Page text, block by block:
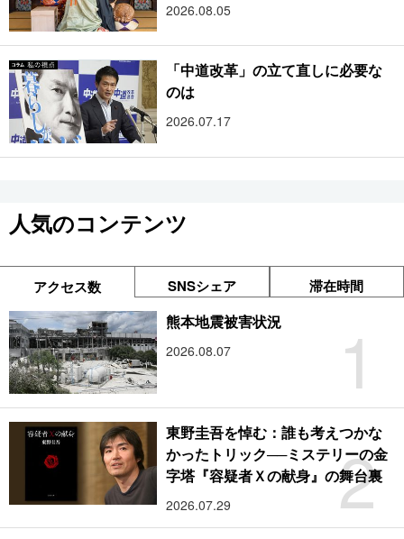
2026.08.05
「中道改革」の立て直しに必要な
のは
2026.07.17
人気のコンテンツ
アクセス数 SNSシェア 滞在時間
1
熊本地震被害状況
2026.08.07
2
東野圭吾を悼む：誰も考えつかな
かったトリック──ミステリーの金
字塔『容疑者Ｘの献身』の舞台裏
2026.07.29